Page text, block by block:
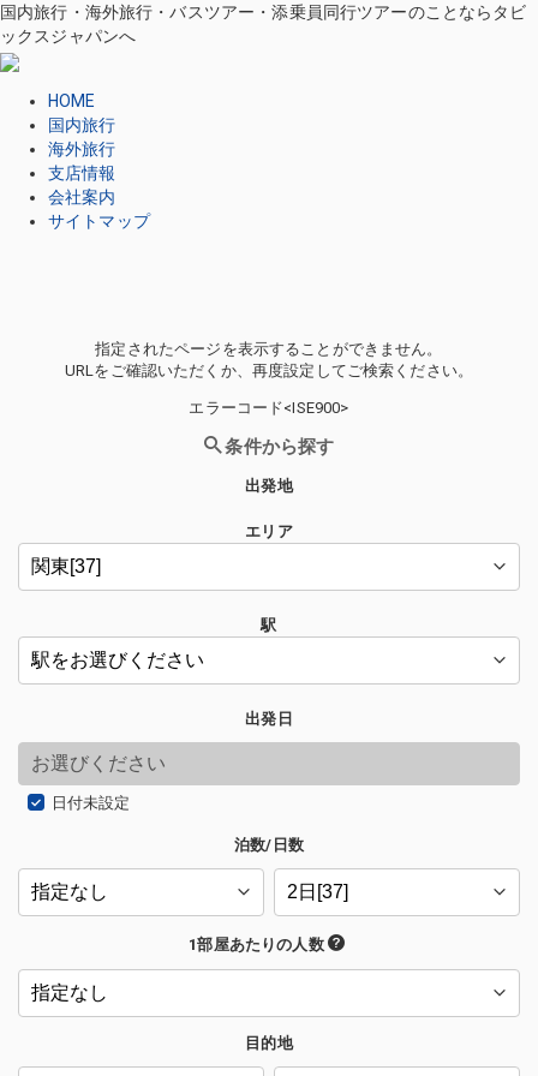
国内旅行・海外旅行・バスツアー・添乗員同行ツアーのことならタビ
ックスジャパンへ
HOME
国内旅行
海外旅行
支店情報
会社案内
サイトマップ
指定されたページを表示することができません。
URLをご確認いただくか、再度設定してご検索ください。
エラーコード<ISE900>
条件から探す
出発地
エリア
駅
出発日
日付未設定
泊数/日数
1部屋あたりの人数
目的地